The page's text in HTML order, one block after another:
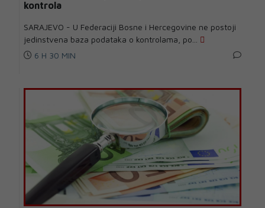
kontrola
SARAJEVO - U Federaciji Bosne i Hercegovine ne postoji
jedinstvena baza podataka o kontrolama, po...
6 H 30 MIN